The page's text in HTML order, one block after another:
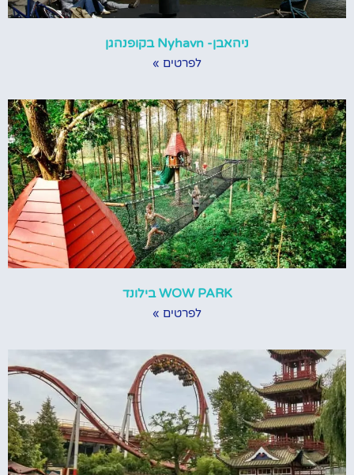
ניהאבן- Nyhavn בקופנהגן
לפרטים »
WOW PARK בילונד
לפרטים »